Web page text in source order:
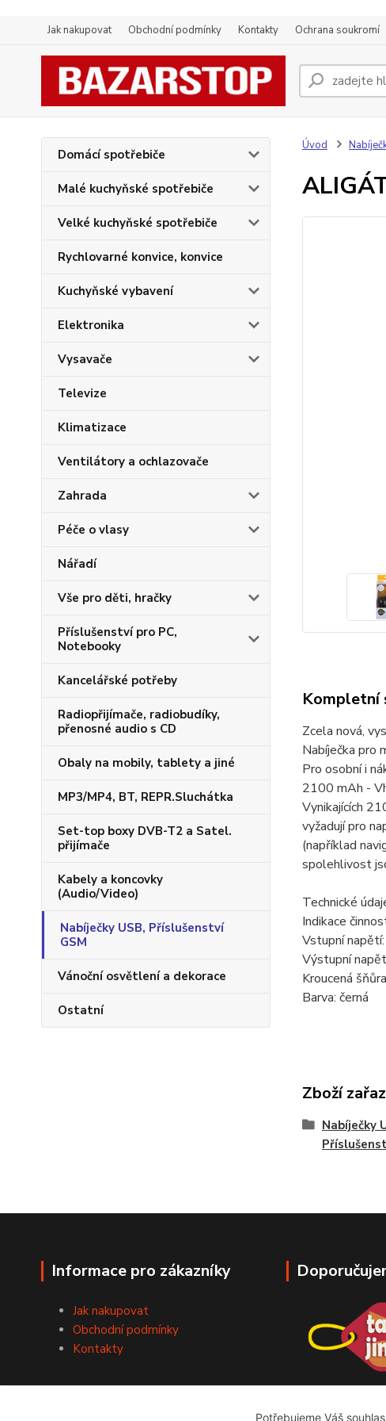
Jak nakupovat Obchodní podmínky Kontakty Ochrana soukromí
Domácí spotřebiče
Malé kuchyňské spotřebiče
Velké kuchyňské spotřebiče
Rychlovarné konvice, konvice
Kuchyňské vybavení
Elektronika
Vysavače
Televize
Klimatizace
Ventilátory a ochlazovače
Zahrada
Péče o vlasy
Nářadí
Vše pro děti, hračky
Příslušenství pro PC,
Notebooky
Kancelářské potřeby
Radiopřijímače, radiobudíky,
přenosné audio s CD
Obaly na mobily, tablety a jiné
MP3/MP4, BT, REPR.Sluchátka
Set-top boxy DVB-T2 a Satel.
přijímače
Kabely a koncovky
(Audio/Video)
Nabíječky USB, Příslušenství
GSM
Vánoční osvětlení a dekorace
Ostatní
Úvod
Kompletní
Zcela nová,
Nabíječka pro
Pro osobní i
2100 mAh -
Vynikajících
vyžadují pro
(například
spolehlivost
Technické
Indikace
Vstupní
Výstupní
Kroucená šňůra
Barva: černá
Zboží
Nabíječky
Informace pro zákazníky
Jak nakupovat
Obchodní podmínky
Kontakty
Potřebujeme Váš